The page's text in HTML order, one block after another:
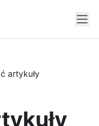
artykuły